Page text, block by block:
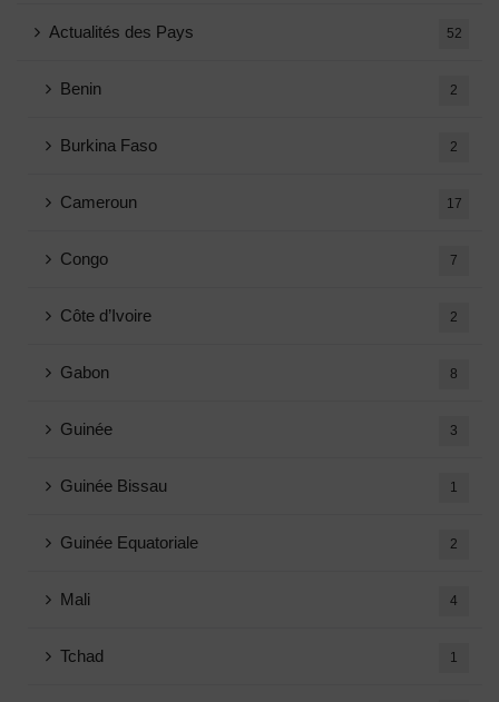
Actualités des Pays 52
Benin 2
Burkina Faso 2
Cameroun 17
Congo 7
Côte d’Ivoire 2
Gabon 8
Guinée 3
Guinée Bissau 1
Guinée Equatoriale 2
Mali 4
Tchad 1